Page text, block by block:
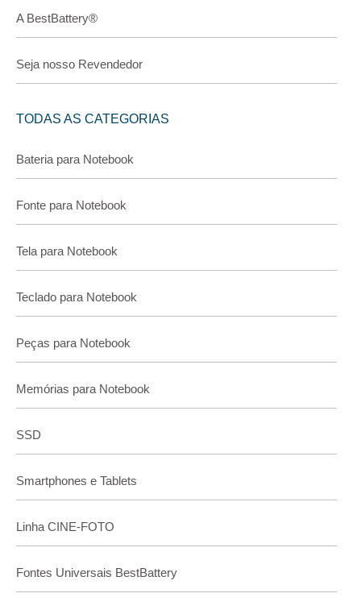
A BestBattery®
Seja nosso Revendedor
TODAS AS CATEGORIAS
Bateria para Notebook
Fonte para Notebook
Tela para Notebook
Teclado para Notebook
Peças para Notebook
Memórias para Notebook
SSD
Smartphones e Tablets
Linha CINE-FOTO
Fontes Universais BestBattery